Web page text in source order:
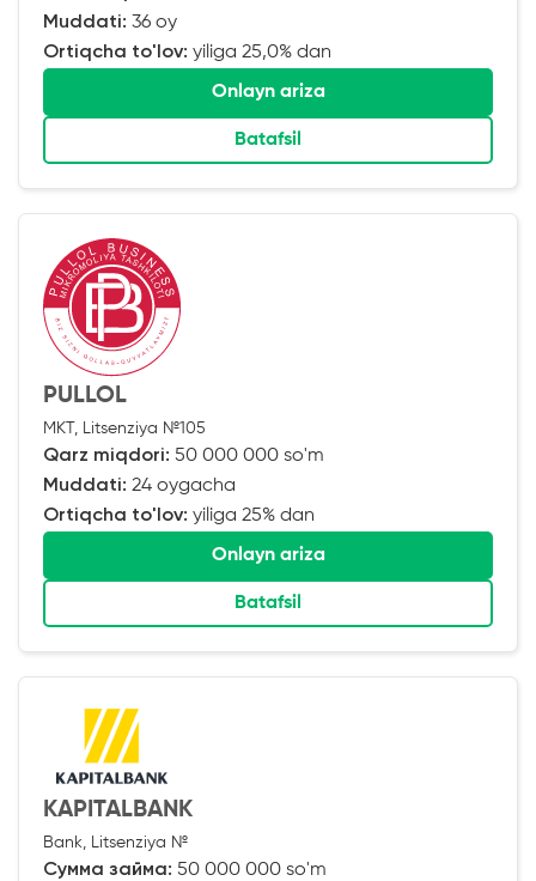
Muddati: 36 oy
Ortiqcha to'lov: yiliga 25,0% dan
Onlayn ariza
Batafsil
PULLOL
MKT, Litsenziya №105
Qarz miqdori: 50 000 000 so'm
Muddati: 24 oygacha
Ortiqcha to'lov: yiliga 25% dan
Onlayn ariza
Batafsil
KAPITALBANK
Bank, Litsenziya №
Сумма займа: 50 000 000 so'm